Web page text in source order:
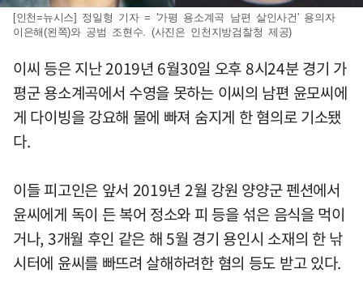
[인천=뉴시스] 정일형 기자 = '가평 용소계곡 남편 살인사건' 용의자
이은해(왼쪽)와 공범 조현수. (사진은 인천지방검찰청 제공)
이씨 등은 지난 2019년 6월30일 오후 8시24분 경기 가
평군 용소계곡에서 수영을 못하는 이씨의 남편 윤모씨에
게 다이빙을 강요해 물에 빠져 숨지게 한 혐의로 기소됐
다.
이들 피고인은 앞서 2019년 2월 강원 양양군 펜션에서
윤씨에게 독이 든 복어 정소와 피 등을 섞은 음식을 먹이
거나, 3개월 후인 같은 해 5월 경기 용인시 소재의 한 낚
시터에 윤씨를 빠뜨려 살해하려한 혐의 등도 받고 있다.